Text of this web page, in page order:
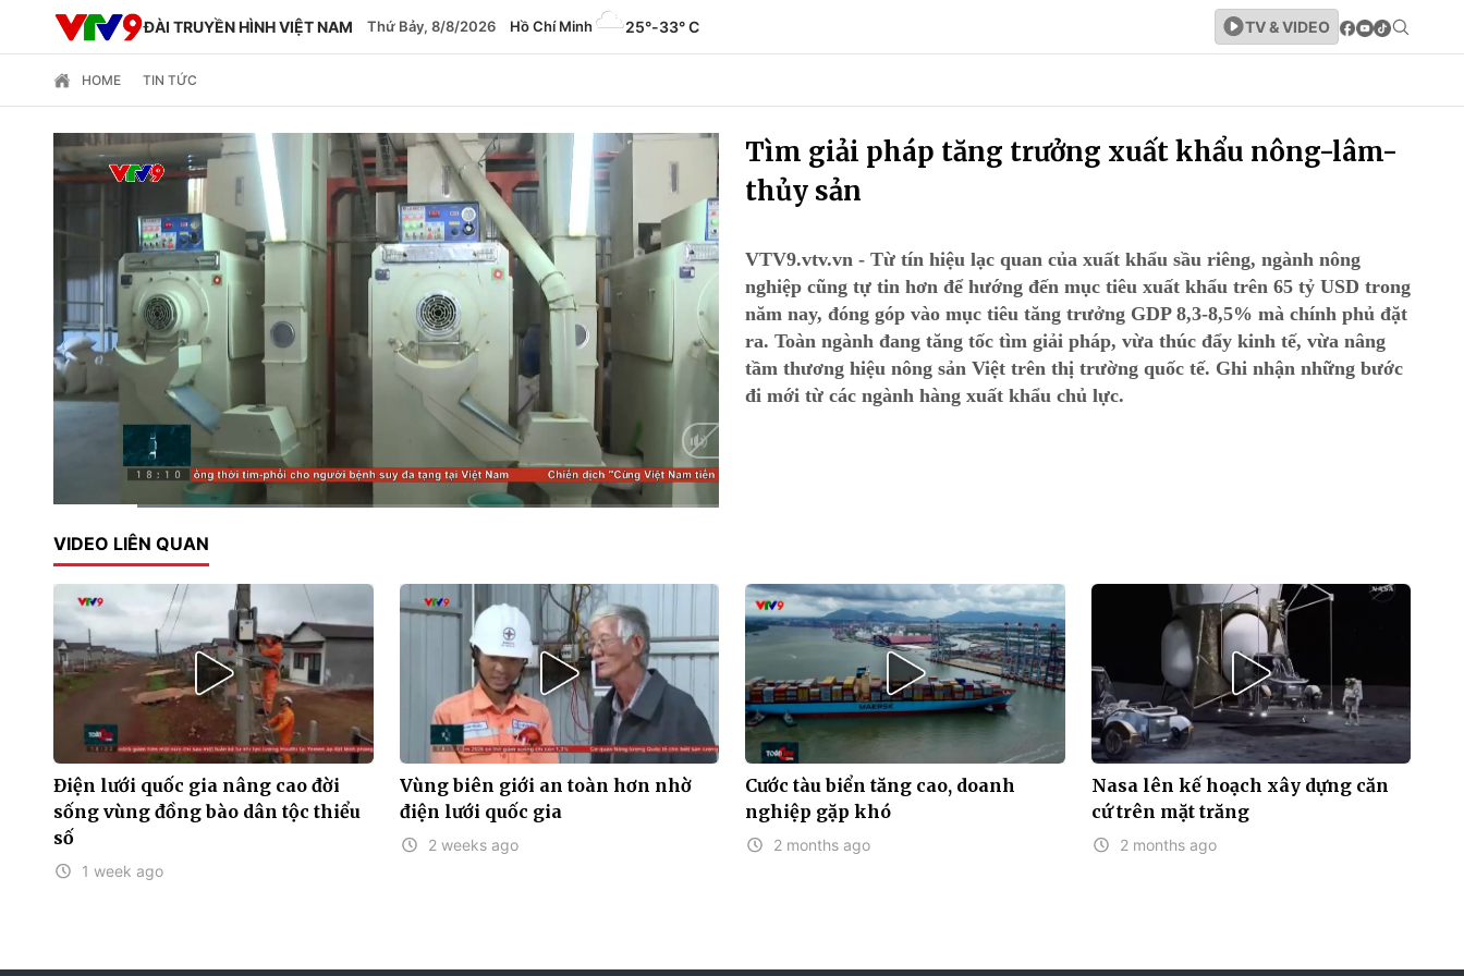
ĐÀI TRUYỀN HÌNH VIỆT NAM Thứ Bảy, 8/8/2026 Hồ Chí Minh 25°-33° C TV & VIDEO
HOME TIN TỨC
Time
Tìm giải pháp tăng trưởng xuất khẩu nông-lâm-
thủy sản
VTV9.vtv.vn - Từ tín hiệu lạc quan của xuất khẩu sầu riêng, ngành nông
nghiệp cũng tự tin hơn để hướng đến mục tiêu xuất khẩu trên 65 tỷ USD trong
năm nay, đóng góp vào mục tiêu tăng trưởng GDP 8,3-8,5% mà chính phủ đặt
ra. Toàn ngành đang tăng tốc tìm giải pháp, vừa thúc đẩy kinh tế, vừa nâng
tầm thương hiệu nông sản Việt trên thị trường quốc tế. Ghi nhận những bước
đi mới từ các ngành hàng xuất khẩu chủ lực.
VIDEO LIÊN QUAN
Điện lưới quốc gia nâng cao đời
sống vùng đồng bào dân tộc thiểu
số
1 week ago
Vùng biên giới an toàn hơn nhờ
điện lưới quốc gia
2 weeks ago
Cước tàu biển tăng cao, doanh
nghiệp gặp khó
2 months ago
Nasa lên kế hoạch xây dựng căn
cứ trên mặt trăng
2 months ago